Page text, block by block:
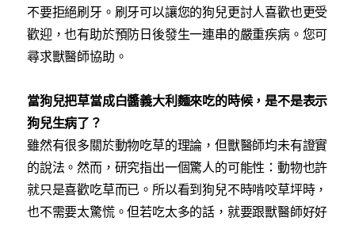
不要拒絕刷牙。刷牙可以讓您的狗兒更討人喜歡也更受
歡迎，也有助於預防日後發生一連串的嚴重疾病。您可
尋求獸醫師協助。
當狗兒把草當成白醬義大利麵來吃的時候，是不是表示
狗兒生病了？
雖然有很多關於動物吃草的理論，但獸醫師均未有證實
的說法。然而，研究指出一個驚人的可能性：動物也許
就只是喜歡吃草而已。所以看到狗兒不時啃咬草坪時，
也不需要太驚慌。但若吃太多的話，就要跟獸醫師好好